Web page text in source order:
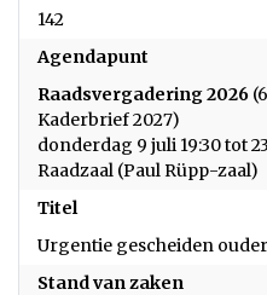
142
Agendapunt
Raadsvergadering 2026
Kaderbrief 2027)
donderdag 9 juli 19:30 tot
Raadzaal (Paul Rüpp-zaal)
Titel
Urgentie gescheiden
Stand van zaken